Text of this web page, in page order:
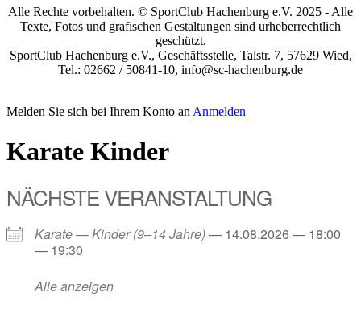
Alle Rechte vorbehalten. © SportClub Hachenburg e.V. 2025 - Alle
Texte, Fotos und grafischen Gestaltungen sind urheberrechtlich
geschützt.
SportClub Hachenburg e.V., Geschäftsstelle, Talstr. 7, 57629 Wied,
Tel.: 02662 / 50841-10, info@sc-hachenburg.de
Melden Sie sich bei Ihrem Konto an Anmelden
Kara­te Kin­der
NÄCHS­TE VER­AN­STAL­TUNG
Kara­te — Kin­der (9–14 Jah­re)— 14.08.2026 — 18:00
— 19:30
Alle anzei­gen